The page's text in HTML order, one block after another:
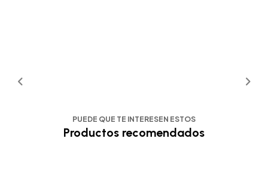
PUEDE QUE TE INTERESEN ESTOS
Productos recomendados